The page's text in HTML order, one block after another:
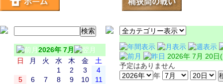
2026年 7月
日
月 火 水 木 金
土
1
2 3
4
5
6 7 8 9 10
11
2026年 7月 20日
予定はありません
年